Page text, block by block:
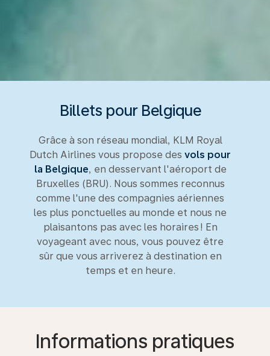
Billets pour Belgique
Grâce à son réseau mondial, KLM Royal
Dutch Airlines vous propose des vols pour
la Belgique, en desservant l'aéroport de
Bruxelles (BRU). Nous sommes reconnus
comme l'une des compagnies aériennes
les plus ponctuelles au monde et nous ne
plaisantons pas avec les horaires ! En
voyageant avec nous, vous pouvez être
sûr que vous arriverez à destination en
temps et en heure.
Informations pratiques